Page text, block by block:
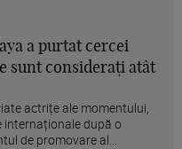
a purtat cercei
sunt considerați atât
actrițe ale momentului,
internaționale după o
de promovare al...